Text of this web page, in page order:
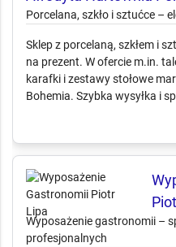
Sklep z porcelaną, szkłem i
na prezent. W ofercie m.in.
karafki i zestawy stołowe